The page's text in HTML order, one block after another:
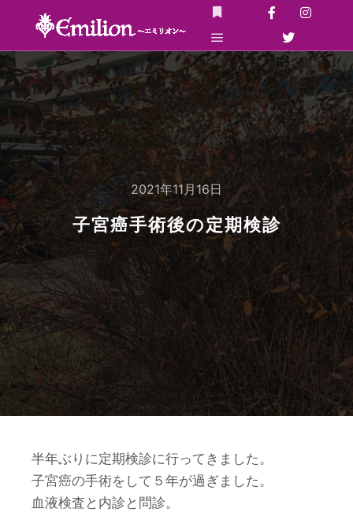
詳細
メインメニュー
2021年11月16日
子宮癌手術後の定期検診
半年ぶりに定期検診に行ってきました。
子宮癌の手術をして５年が過ぎました。
血液検査と内診と問診。